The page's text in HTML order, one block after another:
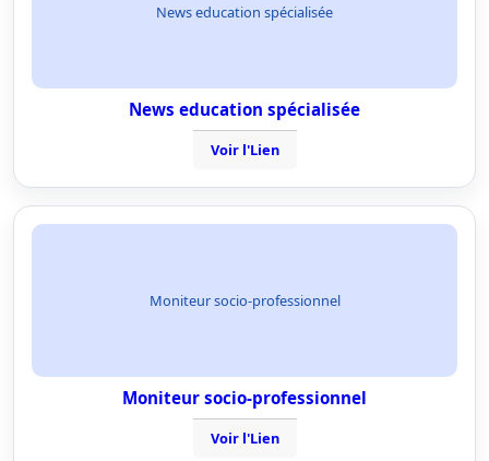
News education spécialisée
News education spécialisée
Voir l'Lien
Moniteur socio-professionnel
Moniteur socio-professionnel
Voir l'Lien